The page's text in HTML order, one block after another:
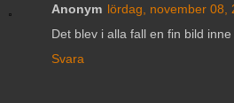
Anonym lördag, november 08,
Det blev i alla fall en fin bild inne
Svara